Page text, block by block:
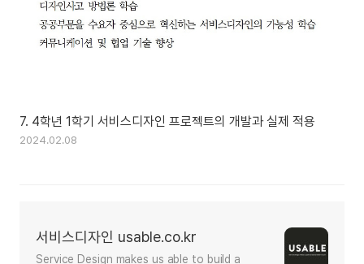
7. 4학년 1학기 서비스디자인 프로젝트의 개발과 실제 적용
2024.02.08
서비스디자인 usable.co.kr
Service Design makes us able to build a